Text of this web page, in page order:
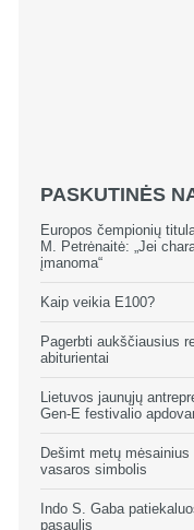
PASKUTINĖS
Europos čempionių
M. Petrėnaitė: „Jei
įmanoma“
Kaip veikia E100?
Pagerbti aukščiausius
abiturientai
Lietuvos jaunųjų
Gen-E festivalio
Dešimt metų
vasaros simbolis
Indo S. Gaba
pasaulis